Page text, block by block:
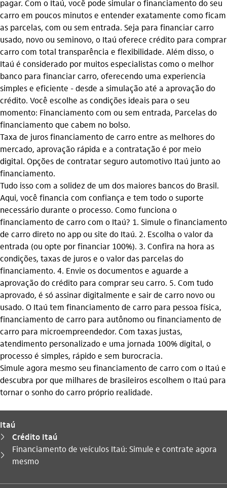
pagar. Com o Itaú, você pode simular o financiamento do seu
carro em poucos minutos e entender exatamente como ficam
as parcelas, com ou sem entrada. Seja para financiar carro
usado, novo ou seminovo, o Itaú oferece crédito para comprar
carro com total transparência e flexibilidade. Além disso, o
Itaú é considerado por muitos especialistas como o melhor
banco para financiar carro, oferecendo uma experiencia
simples e eficiente - desde a simulação até a aprovação do
crédito. Você escolhe as condições ideais para o seu
momento: Financiamento com ou sem entrada, Parcelas do
financiamento que cabem no bolso.
Taxa de juros financiamento de carro entre as melhores do
mercado, aprovação rápida e a contratação é por meio
digital. Opções de contratar seguro automotivo Itaú junto ao
financiamento.
Tudo isso com a solidez de um dos maiores bancos do Brasil.
Aqui, você financia com confiança e tem todo o suporte
necessário durante o processo. Como funciona o
financiamento de carro com o Itaú? 1. Simule o financiamento
de carro direto no app ou site do Itaú. 2. Escolha o valor da
entrada (ou opte por financiar 100%). 3. Confira na hora as
condições, taxas de juros e o valor das parcelas do
financiamento. 4. Envie os documentos e aguarde a
aprovação do crédito para comprar seu carro. 5. Com tudo
aprovado, é só assinar digitalmente e sair de carro novo ou
usado. O Itaú tem financiamento de carro para pessoa física,
financiamento de carro para autônomo ou financiamento de
carro para microempreendedor. Com taxas justas,
atendimento personalizado e uma jornada 100% digital, o
processo é simples, rápido e sem burocracia.
Simule agora mesmo seu financiamento de carro com o Itaú e
descubra por que milhares de brasileiros escolhem o Itaú para
tornar o sonho do carro próprio realidade.
Itaú
seta_direita Crédito Itaú
seta_direita
Você está aqui:
Financiamento de veículos Itaú: Simule e contrate agora
mesmo